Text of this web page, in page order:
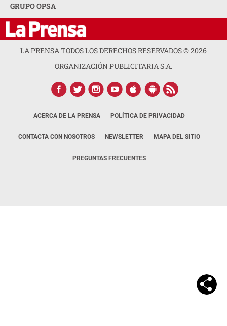
GRUPO OPSA
LA PRENSA TODOS LOS DERECHOS RESERVADOS ©2026
ORGANIZACIÓN PUBLICITARIA S.A.
ACERCA DE LA PRENSA POLÍTICA DE PRIVACIDAD
CONTACTA CON NOSOTROS NEWSLETTER MAPA DEL SITIO
PREGUNTAS FRECUENTES